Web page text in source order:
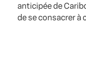
anticipée de
de se consacrer à